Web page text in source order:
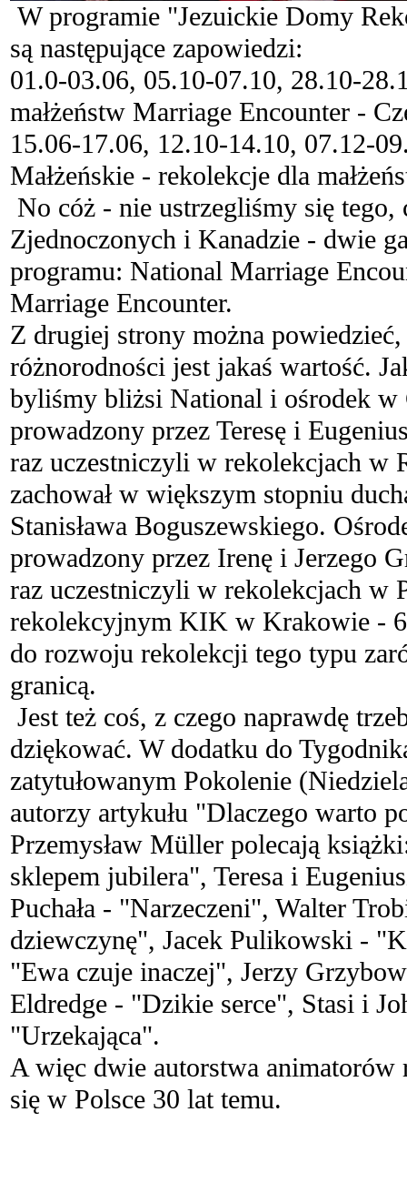
W programie "Jezuickie Domy
są następujące zapowiedzi:
01.0-03.06, 05.10-07.10, 28.10-
małżeństw Marriage Encounter -
15.06-17.06, 12.10-14.10, 07.12-
Małżeńskie - rekolekcje dla
No cóż - nie ustrzegliśmy się tego,
Zjednoczonych i Kanadzie - dwie
programu: National Marriage
Marriage Encounter.
Z drugiej strony można
różnorodności jest jakaś wartość.
byliśmy bliżsi National i ośrodek w
prowadzony przez Teresę i
raz uczestniczyli w rekolekcjach w
zachował w większym stopniu
Stanisława Boguszewskiego.
prowadzony przez Irenę i Jerzego
raz uczestniczyli w rekolekcjach w
rekolekcyjnym KIK w Krakowie -
do rozwoju rekolekcji tego typu
granicą.
Jest też coś, z czego naprawdę
dziękować. W dodatku do
zatytułowanym Pokolenie
autorzy artykułu "Dlaczego warto
Przemysław Müller polecają
sklepem jubilera", Teresa i
Puchała - "Narzeczeni", Walter
dziewczynę", Jacek Pulikowski -
"Ewa czuje inaczej", Jerzy
Eldredge - "Dzikie serce", Stasi i
"Urzekająca".
A więc dwie autorstwa animatorów
się w Polsce 30 lat temu.